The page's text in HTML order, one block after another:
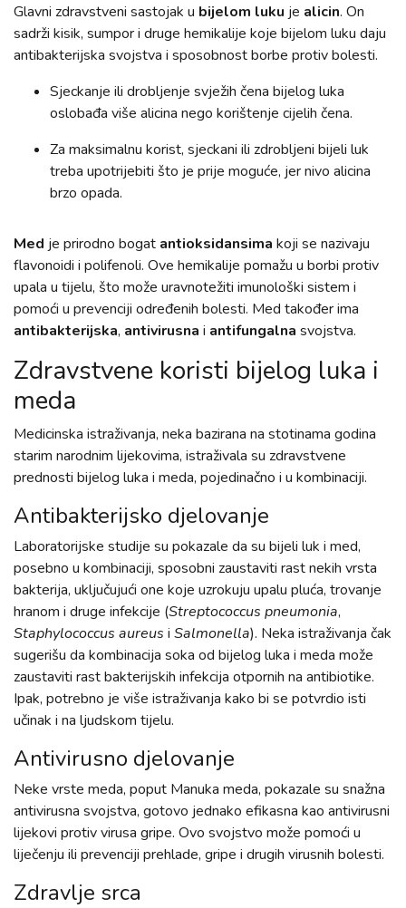
Glavni zdravstveni sastojak u bijelom luku je alicin. On
sadrži kisik, sumpor i druge hemikalije koje bijelom luku daju
antibakterijska svojstva i sposobnost borbe protiv bolesti.
Sjeckanje ili drobljenje svježih čena bijelog luka
oslobađa više alicina nego korištenje cijelih čena.
Za maksimalnu korist, sjeckani ili zdrobljeni bijeli luk
treba upotrijebiti što je prije moguće, jer nivo alicina
brzo opada.
Med je prirodno bogat antioksidansima koji se nazivaju
flavonoidi i polifenoli. Ove hemikalije pomažu u borbi protiv
upala u tijelu, što može uravnotežiti imunološki sistem i
pomoći u prevenciji određenih bolesti. Med također ima
antibakterijska, antivirusna i antifungalna svojstva.
Zdravstvene koristi bijelog luka i
meda
Medicinska istraživanja, neka bazirana na stotinama godina
starim narodnim lijekovima, istraživala su zdravstvene
prednosti bijelog luka i meda, pojedinačno i u kombinaciji.
Antibakterijsko djelovanje
Laboratorijske studije su pokazale da su bijeli luk i med,
posebno u kombinaciji, sposobni zaustaviti rast nekih vrsta
bakterija, uključujući one koje uzrokuju upalu pluća, trovanje
hranom i druge infekcije (Streptococcus pneumonia,
Staphylococcus aureus i Salmonella). Neka istraživanja čak
sugerišu da kombinacija soka od bijelog luka i meda može
zaustaviti rast bakterijskih infekcija otpornih na antibiotike.
Ipak, potrebno je više istraživanja kako bi se potvrdio isti
učinak i na ljudskom tijelu.
Antivirusno djelovanje
Neke vrste meda, poput Manuka meda, pokazale su snažna
antivirusna svojstva, gotovo jednako efikasna kao antivirusni
lijekovi protiv virusa gripe. Ovo svojstvo može pomoći u
liječenju ili prevenciji prehlade, gripe i drugih virusnih bolesti.
Zdravlje srca